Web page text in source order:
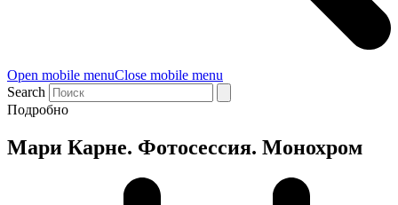
Open mobile menuClose mobile menu
Search
Подробно
Мари Карне. Фотосессия. Монохром